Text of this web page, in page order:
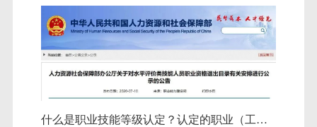
什么是职业技能等级认定？认定的职业（工种）范围及标准？